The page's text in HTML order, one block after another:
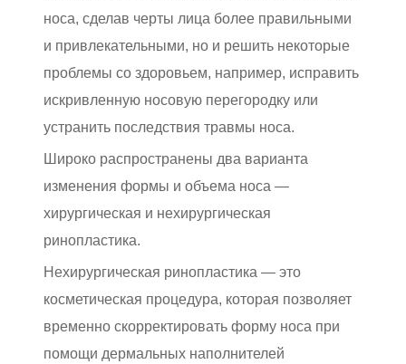
носа, сделав черты лица более правильными
и привлекательными, но и решить некоторые
проблемы со здоровьем, например, исправить
искривленную носовую перегородку или
устранить последствия травмы носа.
Широко распространены два варианта
изменения формы и объема носа —
хирургическая и нехирургическая
ринопластика.
Нехирургическая ринопластика — это
косметическая процедура, которая позволяет
временно скорректировать форму носа при
помощи дермальных наполнителей